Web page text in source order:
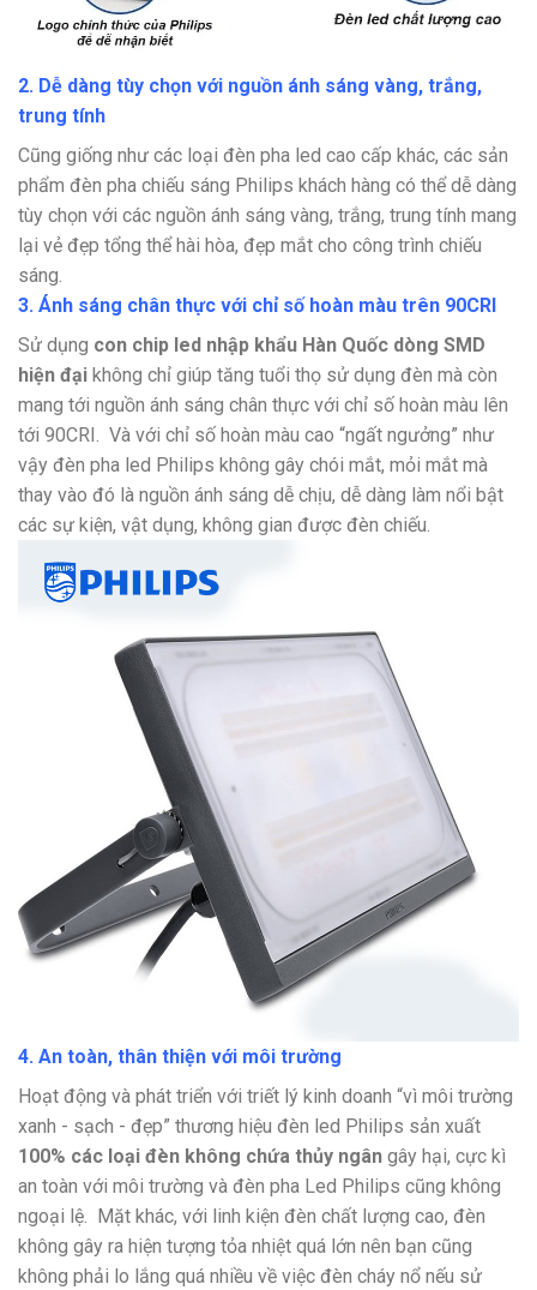
2. Dễ dàng tùy chọn với nguồn ánh sáng vàng, trắng,
trung tính
Cũng giống như các loại đèn pha led cao cấp khác, các sản
phẩm đèn pha chiếu sáng Philips khách hàng có thể dễ dàng
tùy chọn với các nguồn ánh sáng vàng, trắng, trung tính mang
lại vẻ đẹp tổng thể hài hòa, đẹp mắt cho công trình chiếu
sáng.
3. Ánh sáng chân thực với chỉ số hoàn màu trên 90CRI
Sử dụng con chip led nhập khẩu Hàn Quốc dòng SMD
hiện đại không chỉ giúp tăng tuổi thọ sử dụng đèn mà còn
mang tới nguồn ánh sáng chân thực với chỉ số hoàn màu lên
tới 90CRI. Và với chỉ số hoàn màu cao “ngất ngưởng” như
vậy đèn pha led Philips không gây chói mắt, mỏi mắt mà
thay vào đó là nguồn ánh sáng dễ chịu, dễ dàng làm nổi bật
các sự kiện, vật dụng, không gian được đèn chiếu.
4. An toàn, thân thiện với môi trường
Hoạt động và phát triển với triết lý kinh doanh “vì môi trường
xanh - sạch - đẹp” thương hiệu đèn led Philips sản xuất
100% các loại đèn không chứa thủy ngân gây hại, cực kì
an toàn với môi trường và đèn pha Led Philips cũng không
ngoại lệ. Mặt khác, với linh kiện đèn chất lượng cao, đèn
không gây ra hiện tượng tỏa nhiệt quá lớn nên bạn cũng
không phải lo lắng quá nhiều về việc đèn cháy nổ nếu sử